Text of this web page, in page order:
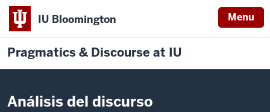
IU Bloomington Menu
Pragmatics & Discourse at IU
Análisis del discurso